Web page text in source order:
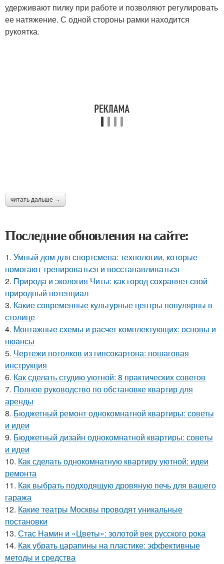
удерживают пилку при работе и позволяют регулировать
ее натяжение. С одной стороны рамки находится
рукоятка.
читать дальше →
Последние обновления на сайте:
1. Умный дом для спортсмена: технологии, которые
помогают тренироваться и восстанавливаться
2. Природа и экология Читы: как город сохраняет свой
природный потенциал
3. Какие современные культурные центры популярны в
столице
4. Монтажные схемы и расчет комплектующих: основы и
нюансы
5. Чертежи потолков из гипсокартона: пошаговая
инструкция
6. Как сделать студию уютной: 8 практических советов
7. Полное руководство по обстановке квартир для
аренды
8. Бюджетный ремонт однокомнатной квартиры: советы
и идеи
9. Бюджетный дизайн однокомнатной квартиры: советы
и идеи
10. Как сделать однокомнатную квартиру уютной: идеи
ремонта
11. Как выбрать подходящую дровяную печь для вашего
гаража
12. Какие театры Москвы проводят уникальные
постановки
13. Стас Намин и «Цветы»: золотой век русского рока
14. Как убрать царапины на пластике: эффективные
методы и средства